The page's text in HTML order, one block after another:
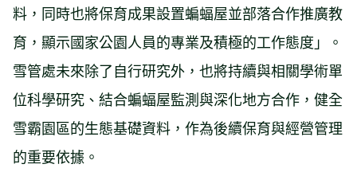
料，同時也將保育成果設置蝙蝠屋並部落合作推廣教
育，顯示國家公園人員的專業及積極的工作態度」。
雪管處未來除了自行研究外，也將持續與相關學術單
位科學研究、結合蝙蝠屋監測與深化地方合作，健全
雪霸園區的生態基礎資料，作為後續保育與經營管理
的重要依據。